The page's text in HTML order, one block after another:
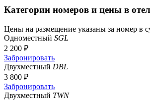
Категории номеров и цены в
Цены на размещение указаны за номер в
Одноместный SGL
2 200 ₽
Забронировать
Двухместный DBL
3 800 ₽
Забронировать
Двухместный TWN